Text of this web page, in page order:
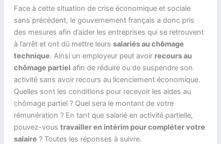
Face à cette situation de crise économique et sociale
sans précédent, le gouvernement français a donc pris
des mesures afin d’aider les entreprises qui se retrouvent
à l’arrêt et ont dû mettre leurs salariés au chômage
technique. Ainsi un employeur peut avoir recours au
chômage partiel afin de réduire ou de suspendre son
activité sans avoir recours au licenciement économique.
Quelles sont les conditions pour recevoir les aides au
chômage partiel ? Quel sera le montant de votre
rémunération ? En tant que salarié en activité partielle,
pouvez-vous travailler en intérim pour compléter votre
salaire ? Toutes les réponses à suivre.